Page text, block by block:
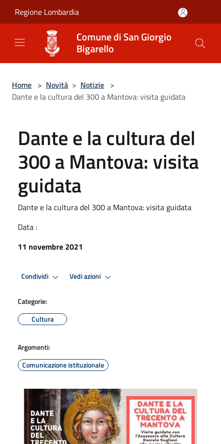
Regione Lombardia
Comune di San Giorgio
Bigarello
Home > Novità > Notizie >
Dante e la cultura del 300 a Mantova: visita guidata
Dante e la cultura del
300 a Mantova: visita
guidata
Dante e la cultura del 300 a Mantova: visita guidata
Data :
11 novembre 2021
Condividi Vedi azioni
Categorie:
Cultura
Argomenti:
Comunicazione istituzionale